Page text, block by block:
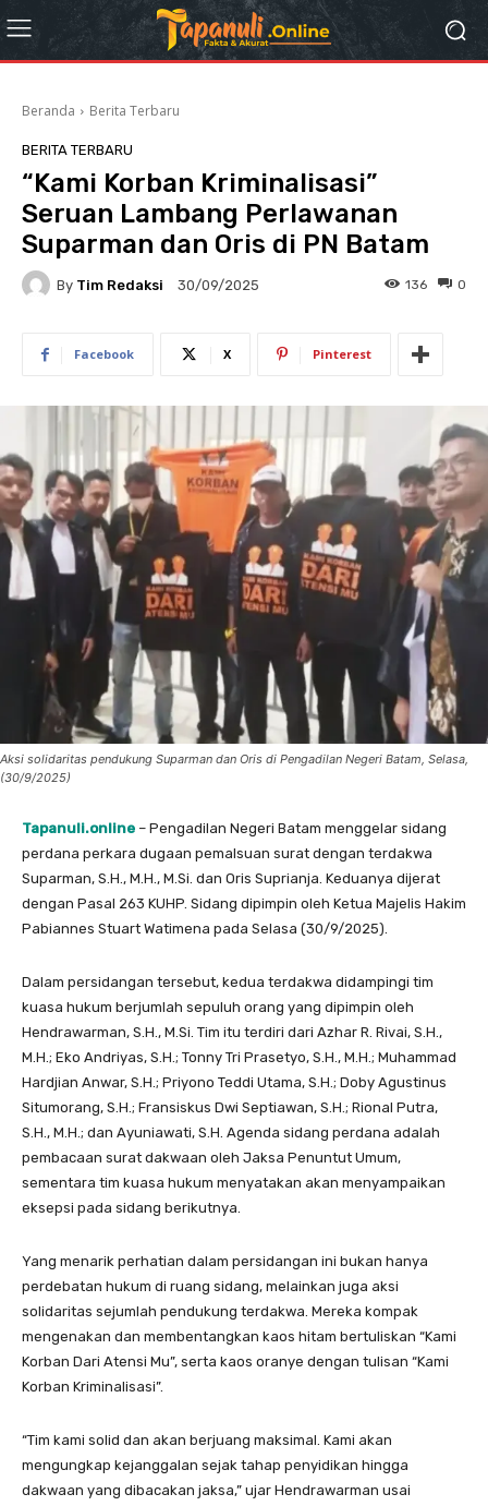
Beranda Berita Terbaru
BERITA TERBARU
“Kami Korban Kriminalisasi”
Seruan Lambang Perlawanan
Suparman dan Oris di PN Batam
By Tim Redaksi 30/09/2025 0
136
Facebook X Pinterest
Aksi solidaritas pendukung Suparman dan Oris di Pengadilan Negeri Batam, Selasa,
(30/9/2025)
Tapanuli.online – Pengadilan Negeri Batam menggelar sidang
perdana perkara dugaan pemalsuan surat dengan terdakwa
Suparman, S.H., M.H., M.Si. dan Oris Suprianja. Keduanya dijerat
dengan Pasal 263 KUHP. Sidang dipimpin oleh Ketua Majelis Hakim
Pabiannes Stuart Watimena pada Selasa (30/9/2025).
Dalam persidangan tersebut, kedua terdakwa didampingi tim
kuasa hukum berjumlah sepuluh orang yang dipimpin oleh
Hendrawarman, S.H., M.Si. Tim itu terdiri dari Azhar R. Rivai, S.H.,
M.H.; Eko Andriyas, S.H.; Tonny Tri Prasetyo, S.H., M.H.; Muhammad
Hardjian Anwar, S.H.; Priyono Teddi Utama, S.H.; Doby Agustinus
Situmorang, S.H.; Fransiskus Dwi Septiawan, S.H.; Rional Putra,
S.H., M.H.; dan Ayuniawati, S.H. Agenda sidang perdana adalah
pembacaan surat dakwaan oleh Jaksa Penuntut Umum,
sementara tim kuasa hukum menyatakan akan menyampaikan
eksepsi pada sidang berikutnya.
Yang menarik perhatian dalam persidangan ini bukan hanya
perdebatan hukum di ruang sidang, melainkan juga aksi
solidaritas sejumlah pendukung terdakwa. Mereka kompak
mengenakan dan membentangkan kaos hitam bertuliskan “Kami
Korban Dari Atensi Mu”, serta kaos oranye dengan tulisan “Kami
Korban Kriminalisasi”.
“Tim kami solid dan akan berjuang maksimal. Kami akan
mengungkap kejanggalan sejak tahap penyidikan hingga
dakwaan yang dibacakan jaksa,” ujar Hendrawarman usai